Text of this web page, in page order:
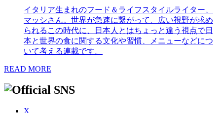
イタリア生まれのフード＆ライフスタイルライター、
マッシさん。世界が急速に繋がって、広い視野が求め
られるこの時代に、日本人とはちょっと違う視点で日
本と世界の食に関する文化や習慣、メニューなどにつ
いて考える連載です。
READ MORE
X